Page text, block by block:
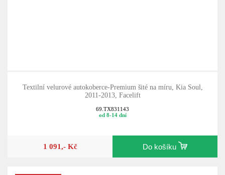
Textilní velurové autokoberce-Premium šité na míru, Kia Soul,
2011-2013, Facelift
69.TX831143
od 8-14 dní
1 091,- Kč Do košíku